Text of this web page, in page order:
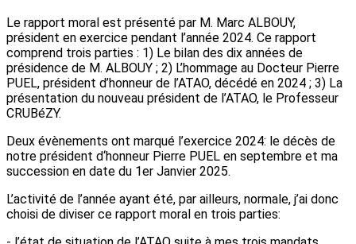
Le rapport moral est présenté par M. Marc ALBOUY,
président en exercice pendant l’année 2024. Ce rapport
comprend trois parties : 1) Le bilan des dix années de
présidence de M. ALBOUY ; 2) L’hommage au Docteur Pierre
PUEL, président d’honneur de l’ATAO, décédé en 2024 ; 3) La
présentation du nouveau président de l’ATAO, le Professeur
CRUBéZY.
Deux évènements ont marqué l’exercice 2024: le décès de
notre président d‘honneur Pierre PUEL en septembre et ma
succession en date du 1er Janvier 2025.
L’activité de l’année ayant été, par ailleurs, normale, j’ai donc
choisi de diviser ce rapport moral en trois parties: